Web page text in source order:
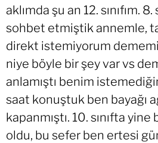
aklımda şu an 12. sınıfım. 8.
sohbet etmiştik annemle,
direkt istemiyorum
niye böyle bir şey var vs
anlamıştı benim
saat konuştuk ben bayağı
kapanmıştı. 10. sınıfta
oldu, bu sefer ben ertesi